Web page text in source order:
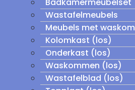
Wastafelmeubels
Meubels met waskom
Kolomkast (los)
Onderkast (los)
Waskommen (los)
Wastafelblad (los)